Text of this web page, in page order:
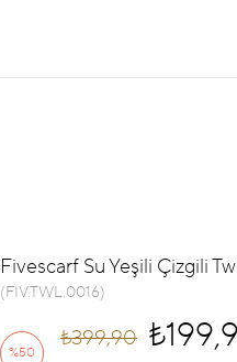
Fivescarf Su Yeşili Çizgili
(FIV.TWL.0016)
%50
₺399,90